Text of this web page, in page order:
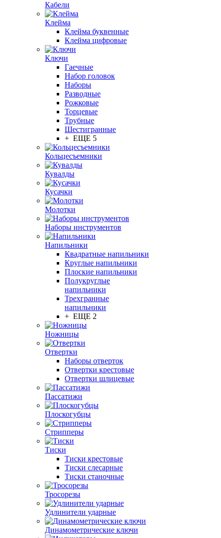
Кабели
Клейма
Клейма буквенные
Клейма цифровые
Ключи
Гаечные
Набор головок
Наборы
Разводные
Рожковые
Торцевые
Трубные
Шестигранные
+ ЕЩЕ 5
Кольцесъемники
Кувалды
Кусачки
Молотки
Наборы инструментов
Напильники
Квадратные напильники
Круглые напильники
Плоские напильники
Полукруглые
напильники
Трехгранные
напильники
+ ЕЩЕ 2
Ножницы
Отвертки
Наборы отверток
Отвертки крестовые
Отвертки шлицевые
Пассатижи
Плоскогубцы
Стрипперы
Тиски
Тиски крестовые
Тиски слесарные
Тиски станочные
Тросорезы
Удлинители ударные
Динамометрические ключи